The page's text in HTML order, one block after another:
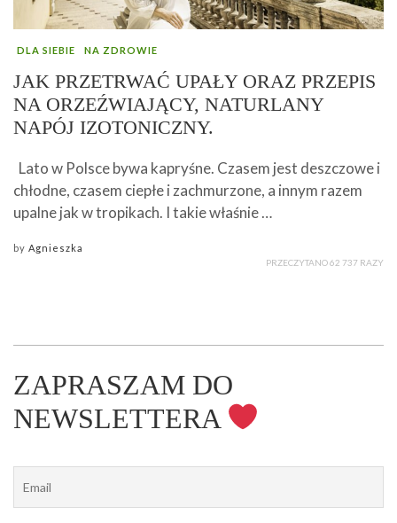
DLA SIEBIE NA ZDROWIE
JAK PRZETRWAĆ UPAŁY ORAZ PRZEPIS
NA ORZEŹWIAJĄCY, NATURLANY
NAPÓJ IZOTONICZNY.
Lato w Polsce bywa kapryśne. Czasem jest deszczowe i
chłodne, czasem ciepłe i zachmurzone, a innym razem
upalne jak w tropikach. I takie właśnie …
by Agnieszka
PRZECZYTANO 62 737 RAZY
ZAPRASZAM DO
NEWSLETTERA